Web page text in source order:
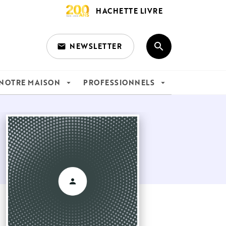
HACHETTE LIVRE
email NEWSLETTER search
MAISON arrow_drop_down PROFESSIONNELS arrow_drop_down